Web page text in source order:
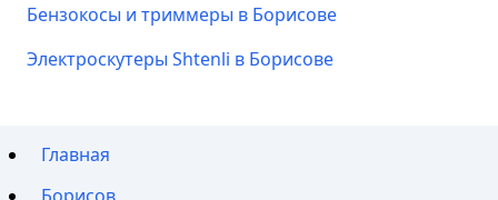
Бензокосы и триммеры в Борисове
Электроскутеры Shtenli в Борисове
Главная